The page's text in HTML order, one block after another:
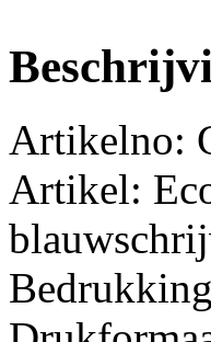
Artikelno:
Artikel: